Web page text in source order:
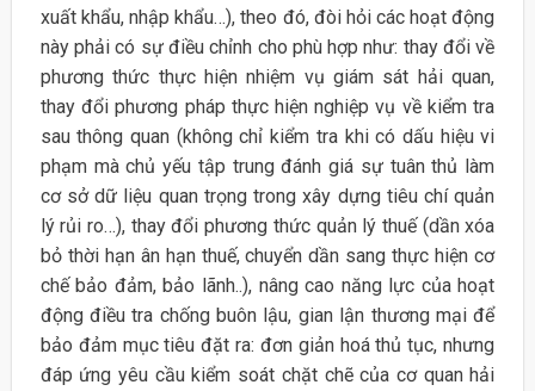
xuất khẩu, nhập khẩu…), theo đó, đòi hỏi các hoạt động
này phải có sự điều chỉnh cho phù hợp như: thay đổi về
phương thức thực hiện nhiệm vụ giám sát hải quan,
thay đổi phương pháp thực hiện nghiệp vụ về kiểm tra
sau thông quan (không chỉ kiểm tra khi có dấu hiệu vi
phạm mà chủ yếu tập trung đánh giá sự tuân thủ làm
cơ sở dữ liệu quan trọng trong xây dựng tiêu chí quản
lý rủi ro…), thay đổi phương thức quản lý thuế (dần xóa
bỏ thời hạn ân hạn thuế, chuyển dần sang thực hiện cơ
chế bảo đảm, bảo lãnh..), nâng cao năng lực của hoạt
động điều tra chống buôn lậu, gian lận thương mại để
bảo đảm mục tiêu đặt ra: đơn giản hoá thủ tục, nhưng
đáp ứng yêu cầu kiểm soát chặt chẽ của cơ quan hải